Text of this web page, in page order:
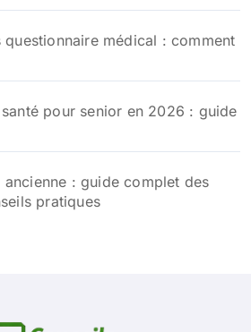
questionnaire médical : comment
pour senior en 2026 : guide
ancienne : guide complet des
pratiques